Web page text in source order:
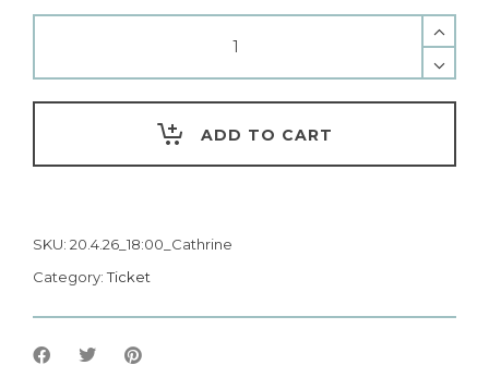
ADD TO CART
SKU: 20.4.26_18:00_Cathrine
Category:Ticket